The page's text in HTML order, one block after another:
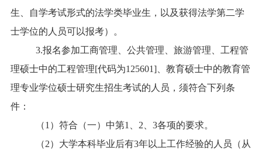
生、自学考试形式的法学类毕业生，以及获得法学第二学
士学位的人员可以报考）。
3.报名参加工商管理、公共管理、旅游管理、工程管
理硕士中的工程管理[代码为125601]、教育硕士中的教育管
理专业学位硕士研究生招生考试的人员，须符合下列条
件：
（1）符合（一）中第1、2、3各项的要求。
（2）大学本科毕业后有3年以上工作经验的人员（从